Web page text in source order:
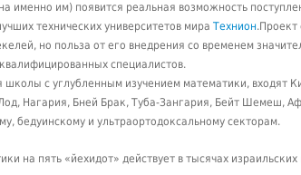
именно им) появится реальная возможность
технических университетов мира Технион.Проект
но польза от его внедрения со временем
специалистов.
школы с углубленным изучением математики, входят
Нагария, Бней Брак, Туба-Зангария, Бейт Шемеш,
бедуинскому и ультраортодоксальному секторам.
на пять «йехидот» действует в тысячах